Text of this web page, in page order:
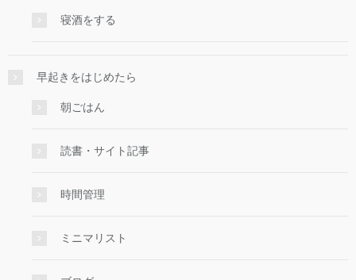
寝酒をする
早起きをはじめたら
朝ごはん
読書・サイト記事
時間管理
ミニマリスト